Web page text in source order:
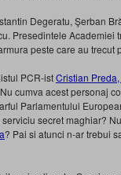
Degeratu, Şerban
Presedintele Academiei
peste care au trecut
PCR-istCristian
cumva acest personaj
Parlamentului
secret maghiar?
? Pai si atunci n-ar trebui